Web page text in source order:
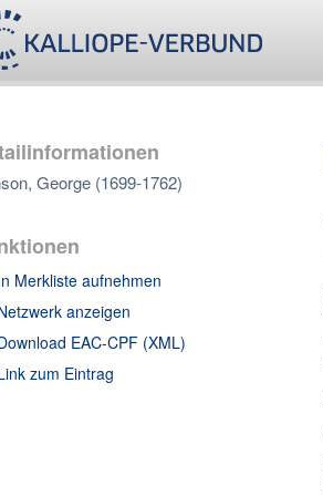
George (1699-1762)
Merkliste aufnehmen
anzeigen
EAC-CPF (XML)
zum Eintrag